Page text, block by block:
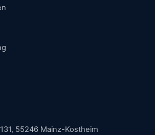
55246 Mainz-Kostheim